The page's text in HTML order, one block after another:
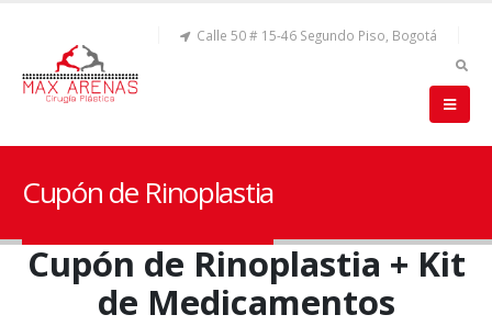
Calle 50 # 15-46 Segundo Piso, Bogotá
Cupón de Rinoplastia
Cupón de Rinoplastia + Kit
de Medicamentos